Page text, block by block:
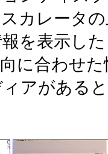
カレータ
を表示し
に合わせ
アがある